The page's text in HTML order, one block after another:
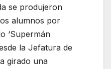
se produjeron
alumnos por
‘Supermán
la Jefatura de
girado una